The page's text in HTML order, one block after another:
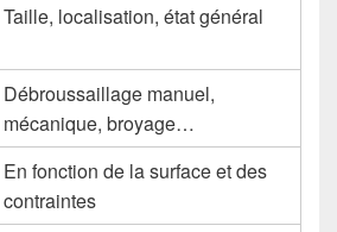
Taille, localisation, état général
Débroussaillage manuel,
mécanique, broyage…
En fonction de la surface et des
contraintes